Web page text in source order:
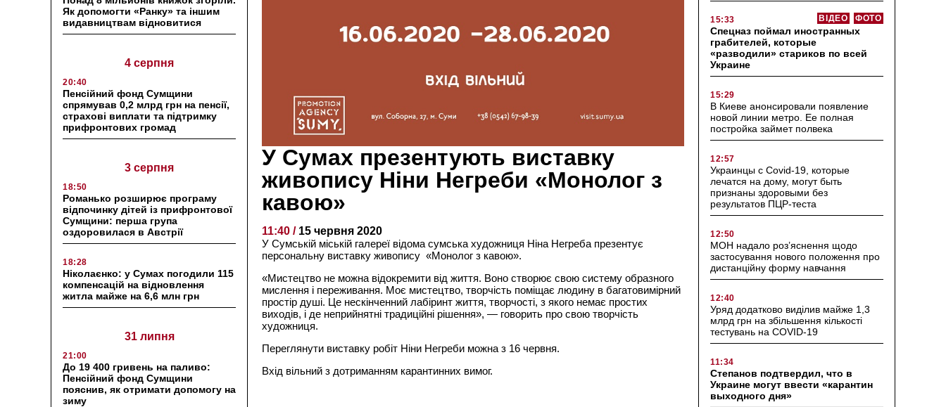
Як допомогти «Ранку» та іншим
видавництвам відновитися
4 серпня
20:40
Пенсійний фонд Сумщини
спрямував 0,2 млрд грн на пенсії,
страхові виплати та підтримку
прифронтових громад
3 серпня
18:50
Романько розширює програму
відпочинку дітей із прифронтової
Сумщини: перша група
оздоровилася в Австрії
18:28
Ніколаєнко: у Сумах погодили 115
компенсацій на відновлення
житла майже на 6,6 млн грн
31 липня
21:00
До 19 400 гривень на паливо:
Пенсійний фонд Сумщини
пояснив, як отримати допомогу на
зиму
У Сумах презентують виставку
живопису Ніни Негреби «Монолог з
кавою»
11:40 / 15 червня 2020
У Сумській міській галереї відома сумська художниця Ніна Негреба презентує
персональну виставку живопису «Монолог з кавою».
«Мистецтво не можна відокремити від життя. Воно створює свою систему образного
мислення і переживання. Моє мистецтво, творчість поміщає людину в багатовимірний
простір душі. Це нескінченний лабіринт життя, творчості, з якого немає простих
виходів, і де неприйнятні традиційні рішення», — говорить про свою творчість
художниця.
Переглянути виставку робіт Ніни Негреби можна з 16 червня.
Вхід вільний з дотриманням карантинних вимог.
15:33 ФОТО
ВІДЕО
Спецназ поймал иностранных
грабителей, которые
«разводили» стариков по всей
Украине
15:29
В Киеве анонсировали появление
новой линии метро. Ее полная
постройка займет полвека
12:57
Украинцы с Covid-19, которые
лечатся на дому, могут быть
признаны здоровыми без
результатов ПЦР-теста
12:50
МОН надало роз’яснення щодо
застосування нового положення про
дистанційну форму навчання
12:40
Уряд додатково виділив майже 1,3
млрд грн на збільшення кількості
тестувань на COVID-19
11:34
Степанов подтвердил, что в
Украине могут ввести «карантин
выходного дня»